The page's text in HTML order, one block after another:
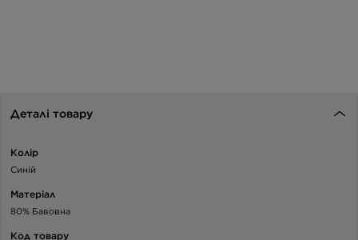
Деталі товару
Колір
Синій
Матеріал
80% Бавовна
Код товару